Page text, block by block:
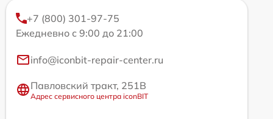
+7 (800) 301-97-75
Ежедневно с 9:00 до 21:00
info@iconbit-repair-center.ru
Павловский тракт, 251В
Адрес сервисного центра iconBIT